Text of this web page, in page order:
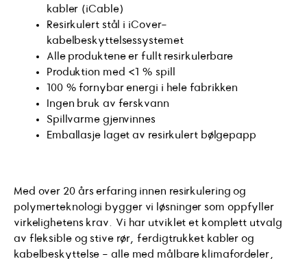
kabler (iCable)
Resirkulert stål i iCover-
kabelbeskyttelsessystemet
Alle produktene er fullt resirkulerbare
Produktion med <1 % spill
100 % fornybar energi i hele fabrikken
Ingen bruk av ferskvann
Spillvarme gjenvinnes
Emballasje laget av resirkulert bølgepapp
Med over 20 års erfaring innen resirkulering og
polymerteknologi bygger vi løsninger som oppfyller
virkelighetens krav. Vi har utviklet et komplett utvalg
av fleksible og stive rør, ferdigtrukket kabler og
kabelbeskyttelse - alle med målbare klimafordeler,